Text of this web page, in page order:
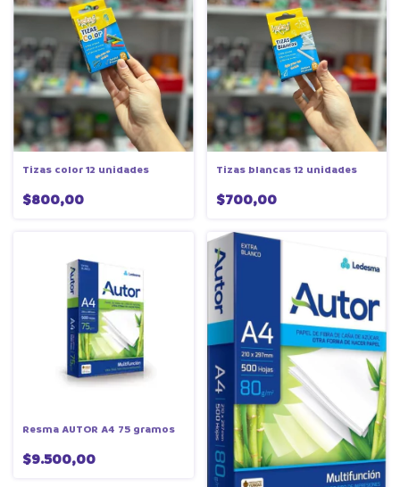
Tizas color 12 unidades
$800,00
Tizas blancas 12 unidades
$700,00
Resma AUTOR A4 75 gramos
$9.500,00